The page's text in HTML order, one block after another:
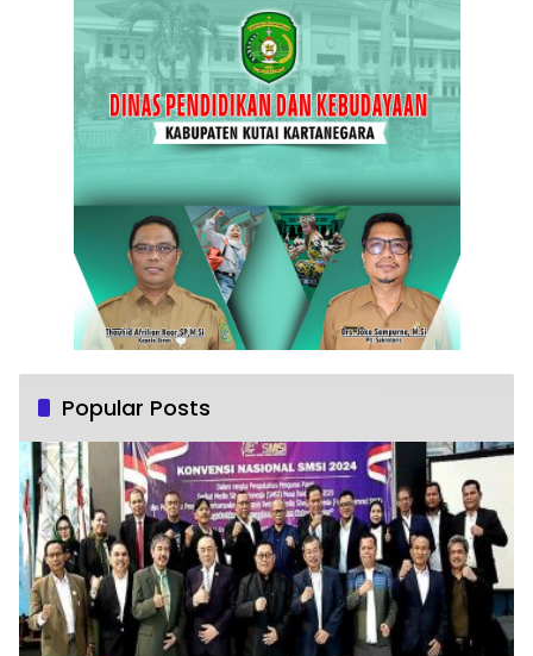
Popular Posts